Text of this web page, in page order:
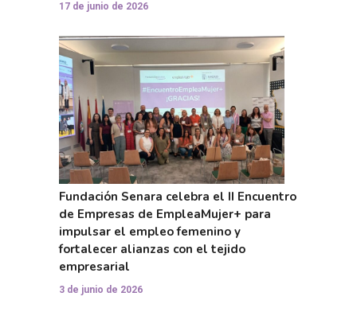
17 de junio de 2026
Fundación Senara celebra el II Encuentro
de Empresas de EmpleaMujer+ para
impulsar el empleo femenino y
fortalecer alianzas con el tejido
empresarial
3 de junio de 2026